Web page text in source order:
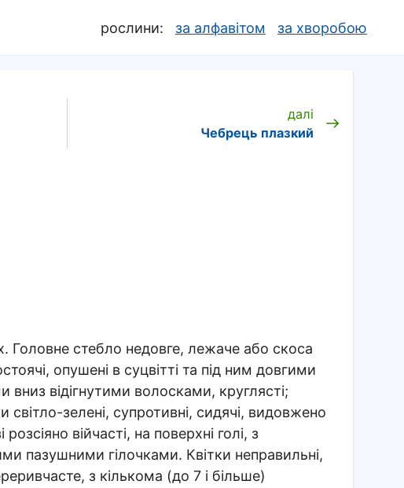
рослини: за алфавітом за хворобою
далі
Чебрець плазкий
Головне стебло недовге, лежаче або скоса
опушені в суцвітті та під ним довгими
відігнутими волосками, круглясті;
світло-зелені, супротивні, сидячі, видовжено
війчасті, на поверхні голі, з
пазушними гілочками. Квітки неправильні,
з кількома (до 7 і більше)